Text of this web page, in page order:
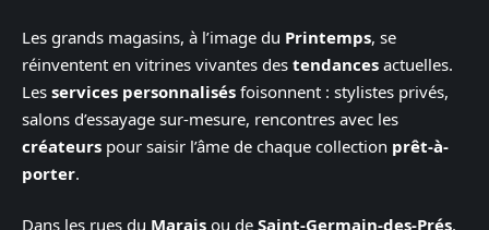
Les grands magasins, à l’image du Printemps, se
réinventent en vitrines vivantes des tendances actuelles.
Les services personnalisés foisonnent : stylistes privés,
salons d’essayage sur-mesure, rencontres avec les
créateurs pour saisir l’âme de chaque collection prêt-à-
porter.
Dans les rues du Marais ou de Saint-Germain-des-Prés,